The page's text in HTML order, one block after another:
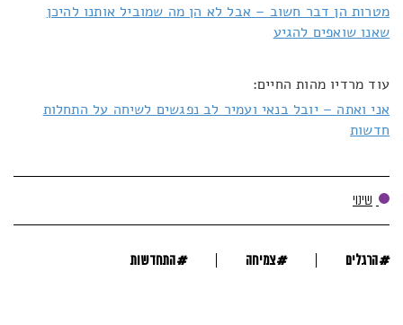
מטרות הן דבר חשוב – אבל לא הן מה שמוביל אותנו להיכן
שאנו שואפים להגיע
עוד מרדיו מהות החיים:
אני ואתה – יובל בנאי ועמיר לב נפגשים לשיחה על התחלות
חדשות
שינוי
#הרגלים #צמיחה #התחדשות